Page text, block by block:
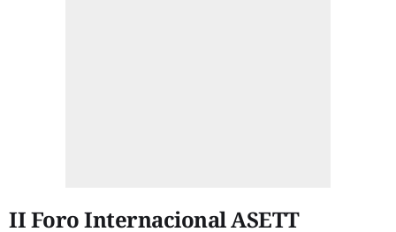
II Foro Internacional ASETT